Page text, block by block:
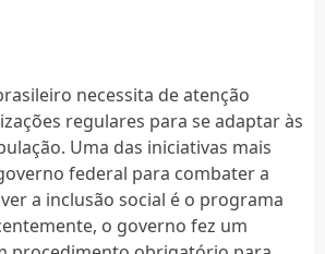
necessita de atenção
regulares para se adaptar às
Uma das iniciativas mais
federal para combater a
a inclusão social é o programa
o governo fez um